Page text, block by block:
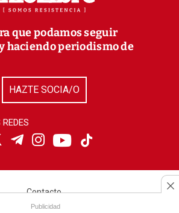
Publicidad
que podamos seguir
haciendo periodismo de
HAZTE SOCIA/O
Contacto
Nuestro equipo